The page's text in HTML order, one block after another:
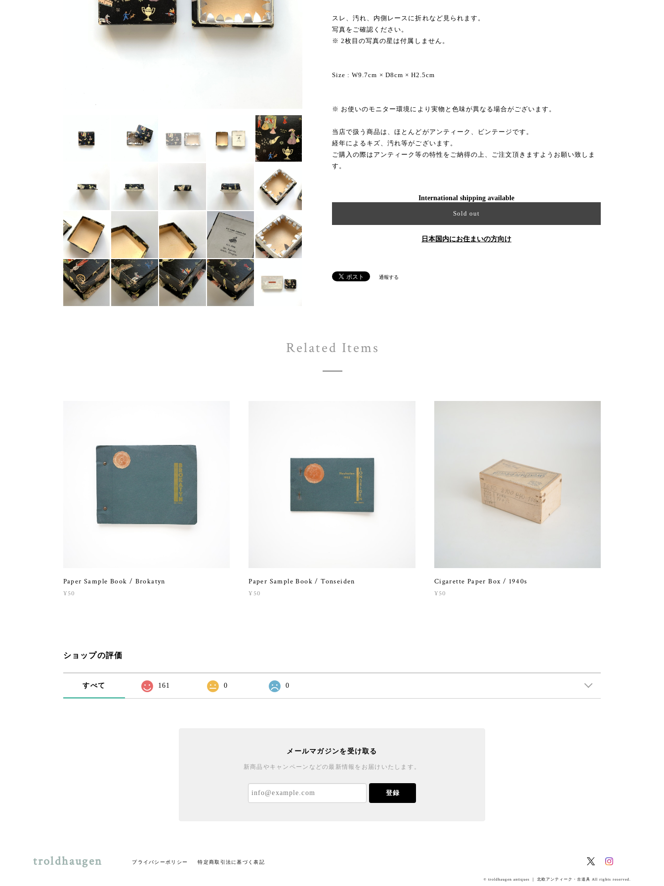
スレ、汚れ、内側レースに折れなど見られます。
写真をご確認ください。
※ 2枚目の写真の星は付属しません。
Size : W9.7cm × D8cm × H2.5cm
※ お使いのモニター環境により実物と色味が異なる場合がございます。
当店で扱う商品は、ほとんどがアンティーク、ビンテージです。
経年によるキズ、汚れ等がございます。
ご購入の際はアンティーク等の特性をご納得の上、ご注文頂きますようお願い致しま
す。
International shipping available
Sold out
日本国内にお住まいの方向け
通報する
Related Items
Paper Sample Book / Brokatyn
¥50
Paper Sample Book / Tonseiden
¥50
Cigarette Paper Box / 1940s
¥50
ショップの評価
すべて 161 0 0
メールマガジンを受け取る
新商品やキャンペーンなどの最新情報をお届けいたします。
登録
troldhaugen プライバシーポリシー 特定商取引法に基づく表記
© troldhaugen antiques ｜ 北欧アンティーク・古道具 All rights reserved.